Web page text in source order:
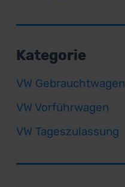
Kategorie
VW Gebrauchtwagen
VW Vorführwagen
VW Tageszulassung